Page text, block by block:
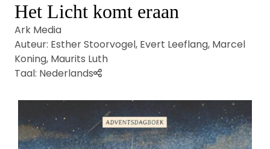
Het Licht komt eraan
Ark Media
Auteur: Esther Stoorvogel, Evert Leeflang, Marcel
Koning, Maurits Luth
Taal: Nederlands